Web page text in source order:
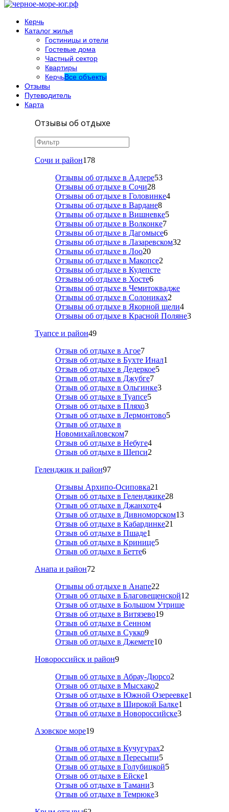
Керчь
Каталог жилья
Гостиницы и отели
Гостевые дома
Частный сектор
Квартиры
КерчьВсе объекты
Отзывы
Путеводитель
Карта
Отзывы об отдыхе
Сочи и район178
Отзывы об отдыхе в Адлере53
Отзывы об отдыхе в Сочи28
Отзывы об отдыхе в Головинке4
Отзывы об отдыхе в Вардане8
Отзывы об отдыхе в Вишневке5
Отзывы об отдыхе в Волконке7
Отзывы об отдыхе в Дагомысе6
Отзывы об отдыхе в Лазаревском32
Отзывы об отдыхе в Лоо20
Отзывы об отдыхе в Макопсе2
Отзывы об отдыхе в Кудепсте
Отзывы об отдыхе в Хосте6
Отзывы об отдыхе в Чемитоквадже
Отзывы об отдыхе в Солониках2
Отзывы об отдыхе в Якорной щели4
Отзывы об отдыхе в Красной Поляне3
Туапсе и район49
Отзыв об отдыхе в Агое7
Отзыв об отдыхе в Бухте Инал1
Отзыв об отдыхе в Дедеркое5
Отзыв об отдыхе в Джубге7
Отзыв об отдыхе в Ольгинке3
Отзыв об отдыхе в Туапсе5
Отзыв об отдыхе в Пляхо3
Отзыв об отдыхе в Лермонтово5
Отзыв об отдыхе в
Новомихайловском7
Отзыв об отдыхе в Небуге4
Отзыв об отдыхе в Шепси2
Геленджик и район97
Отзывы Архипо-Осиповка21
Отзыв об отдыхе в Геленджике28
Отзыв об отдыхе в Джанхоте4
Отзыв об отдыхе в Дивноморском13
Отзыв об отдыхе в Кабардинке21
Отзыв об отдыхе в Пшаде1
Отзыв об отдыхе в Кринице5
Отзыв об отдыхе в Бетте6
Анапа и район72
Отзывы об отдыхе в Анапе22
Отзыв об отдыхе в Благовещенской12
Отзыв об отдыхе в Большом Утрише
Отзыв об отдыхе в Витязево19
Отзыв об отдыхе в Сенном
Отзыв об отдыхе в Сукко9
Отзыв об отдыхе в Джемете10
Новороссийск и район9
Отзыв об отдыхе в Абрау-Дюрсо2
Отзыв об отдыхе в Мысхако2
Отзыв об отдыхе в Южной Озереевке1
Отзыв об отдыхе в Широкой Балке1
Отзыв об отдыхе в Новороссийске3
Азовское море19
Отзыв об отдыхе в Кучугурах2
Отзыв об отдыхе в Пересыпи5
Отзыв об отдыхе в Голубицкой5
Отзыв об отдыхе в Ейске1
Отзыв об отдыхе в Тамани3
Отзыв об отдыхе в Темрюке3